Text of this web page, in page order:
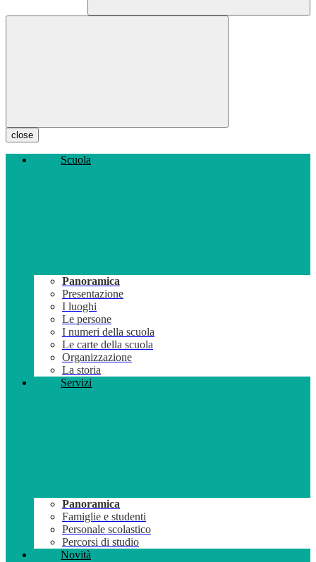
close
Scuola
Panoramica
Presentazione
I luoghi
Le persone
I numeri della scuola
Le carte della scuola
Organizzazione
La storia
Servizi
Panoramica
Famiglie e studenti
Personale scolastico
Percorsi di studio
Novità